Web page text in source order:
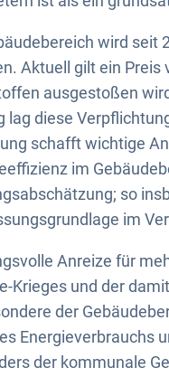
wird seit
Aktuell gilt ein Preis
ausgestoßen
lag diese
schafft wichtige
im
so
im
Anreize für
Krieges und der
der
Energieverbrauchs
der kommunale